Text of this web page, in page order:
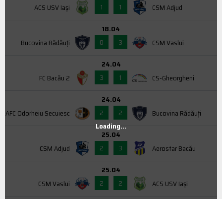
ACS USV Iaşi
1
1 CSM Adjud
Bucovina Rădăuți
18.04
0
3 CSM Vaslui
FC Bacău 2
24.04
3
1 CS-Gheorgheni
AFC Odorheiu Secuiesc
24.04
2
2 Bucovina Rădăuți
CSM Adjud
25.04
2
3 Aerostar Bacău
CSM Vaslui
25.04
2
2 ACS USV Iaşi
Loading...